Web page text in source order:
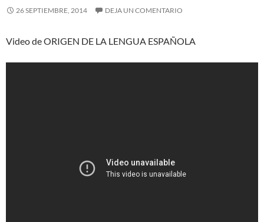
26 SEPTIEMBRE, 2014 DEJA UN COMENTARIO
Video de ORIGEN DE LA LENGUA ESPAÑOLA